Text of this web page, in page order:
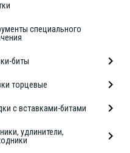
специального
биты
торцевые
с вставками-битами
удлинители,